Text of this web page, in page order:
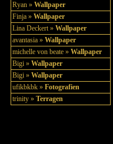
Ryan » Wallpaper
Finja » Wallpaper
Lina Deckert » Wallpaper
avantasia » Wallpaper
michelle von beate » Wallpaper
Bigi » Wallpaper
Bigi » Wallpaper
ufikbkbk » Fotografien
trinity » Terragen